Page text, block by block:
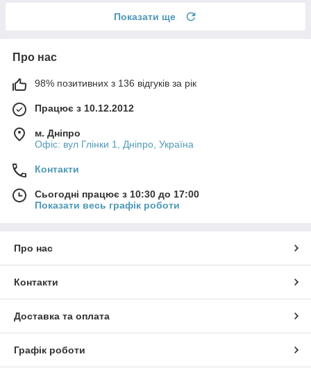
Показати ще
Про нас
98% позитивних з 136 відгуків за рік
Працює з 10.12.2012
м. Дніпро
Офіс: вул Глінки 1, Дніпро, Україна
Контакти
Сьогодні працює з 10:30 до 17:00
Показати весь графік роботи
Про нас
Контакти
Доставка та оплата
Графік роботи